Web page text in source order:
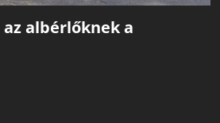
albérlőknek a